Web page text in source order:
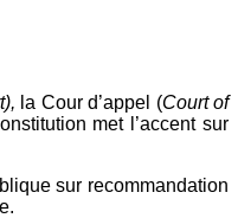
la Cour d’appel (Court of
met l’accent sur
sur recommandation